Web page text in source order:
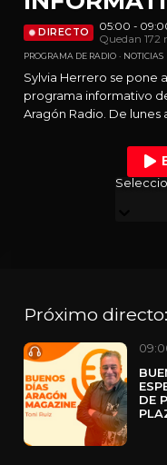
DIRECTO
05:00 -
Quedan 172
PROGRAMA DE RADIO NOTICIAS
Sylvia Herrero se pone
programa informativo
Aragón Radio. De lunes
noticias, análisis en
y previsión
de un amplio equipo
Próximo directo:
DE